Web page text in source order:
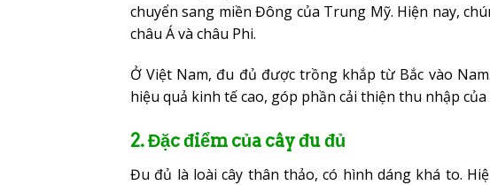
chuyển sang miền Đông của Trung Mỹ. Hiện nay,
châu Á và châu Phi.
Ở Việt Nam, đu đủ được trồng khắp từ Bắc vào
hiệu quả kinh tế cao, góp phần cải thiện thu nhập của
2. Đặc điểm của cây đu đủ
Đu đủ là loài cây thân thảo, có hình dáng khá to.